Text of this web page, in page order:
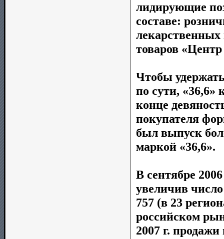
лидирующие
составе:
товаров
Чтобы
по сути, «36,6»
конце
покупателя
был выпуск
маркой «36,6».
В сентябре
увеличив
757 (в 23
российском
2007 г.